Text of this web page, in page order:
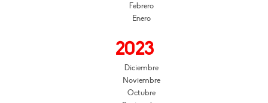
Febrero
Enero
2023
Diciembre
Noviembre
Octubre